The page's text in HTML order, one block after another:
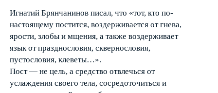
Игнатий Брянчанинов писал, что «тот, кто по­
настоящему постится, воздерживается от гнева,
ярости, злобы и мщения, а также воздерживает
язык от празднословия, сквернословия,
пустословия, клеветы…».
Пост — не цель, а средство отвлечься от
услаждения своего тела, сосредоточиться и